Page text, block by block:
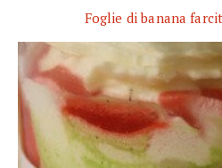
Foglie di banana